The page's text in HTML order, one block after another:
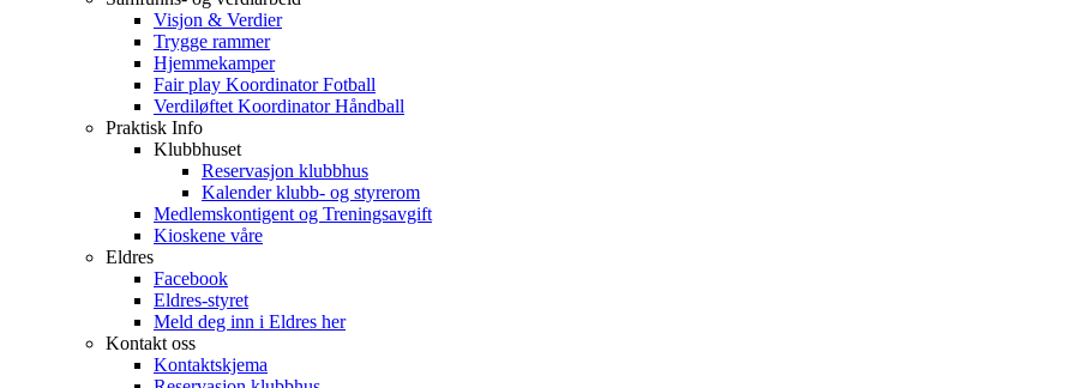
Visjon & Verdier
Trygge rammer
Hjemmekamper
Fair play Koordinator Fotball
Verdiløftet Koordinator Håndball
Praktisk Info
Klubbhuset
Reservasjon klubbhus
Kalender klubb- og styrerom
Medlemskontigent og Treningsavgift
Kioskene våre
Eldres
Facebook
Eldres-styret
Meld deg inn i Eldres her
Kontakt oss
Kontaktskjema